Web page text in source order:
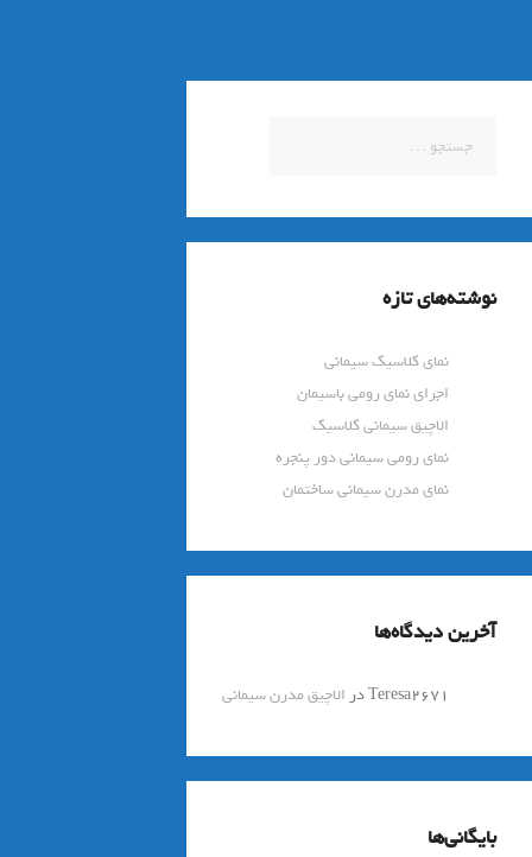
برای:
نوشته‌های تازه
نمای کلاسیک سیمانی
اجرای نمای رومی باسیمان
الاچیق سیمانی کلاسیک
نمای رومی سیمانی دور پنجره
نمای مدرن سیمانی ساختمان
آخرین دیدگاه‌ها
Teresa2671در الاچیق مدرن سیمانی
بایگانی‌ها